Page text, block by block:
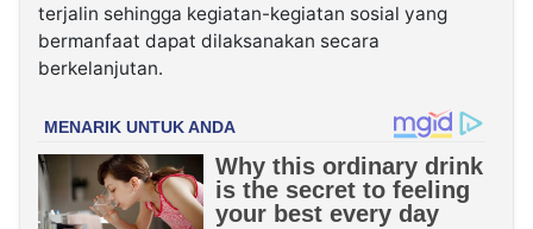
terjalin sehingga kegiatan-kegiatan sosial yang
bermanfaat dapat dilaksanakan secara
berkelanjutan.